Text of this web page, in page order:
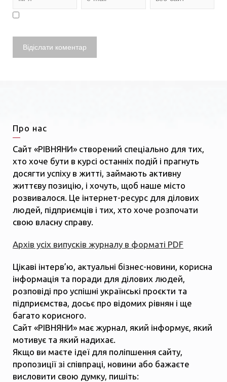
Про нас
Сайт «РІВНЯНИ» створений спеціально для тих,
хто хоче бути в курсі останніх подій і прагнуть
досягти успіху в житті, займають активну
життєву позицію, і хочуть, щоб наше місто
розвивалося. Це інтернет-ресурс для ділових
людей, підприємців і тих, хто хоче розпочати
свою власну справу.
Архів усіх випусків журналу в форматі PDF
Цікаві інтерв’ю, актуальні бізнес-новини, корисна
інформація та поради для ділових людей,
розповіді про успішні українські проєкти та
підприємства, досьє про відомих рівнян і ще
багато корисного.
Сайт «РІВНЯНИ» має журнал, який інформує, який
мотивує та який надихає.
Якщо ви маєте ідеї для поліпшення сайту,
пропозиції зі співпраці, новини або бажаєте
висловити свою думку, пишіть: